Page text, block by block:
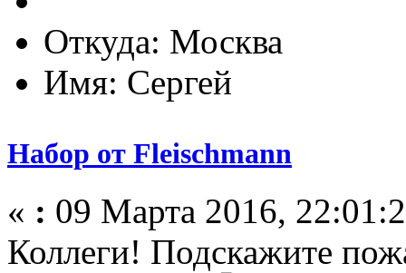
Откуда: Москва
Имя: Сергей
Набор от Fleischmann
« : 09 Марта 2016,
Коллеги! Подскажите